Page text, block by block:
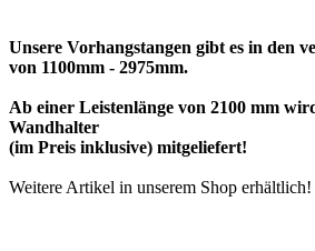
Unsere Vorhangstangen gibt es in den
von 1100mm - 2975mm.
Ab einer Leistenlänge von 2100 mm
Wandhalter
(im Preis inklusive) mitgeliefert!
Weitere Artikel in unserem Shop erhältlich!